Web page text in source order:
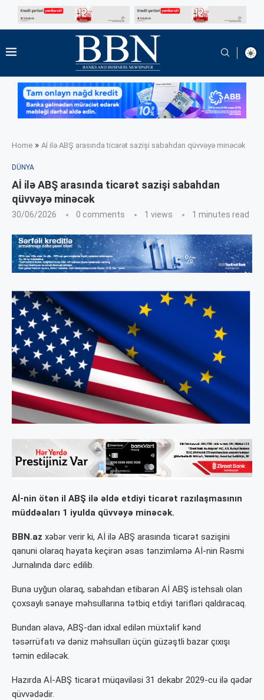
Home » Aİ ilə ABŞ arasında ticarət sazişi sabahdan qüvvəyə minəcək
DÜNYA
Aİ ilə ABŞ arasında ticarət sazişi sabahdan
qüvvəyə minəcək
30/06/2026 0 comments 1 views 1 minutes read
Aİ-nin ötən il ABŞ ilə əldə etdiyi ticarət razılaşmasının
müddəaları 1 iyulda qüvvəyə minəcək.
BBN.az xəbər verir ki, Aİ ilə ABŞ arasında ticarət sazişini
qanuni olaraq həyata keçirən əsas tənzimləmə Aİ-nin Rəsmi
Jurnalında dərc edilib.
Buna uyğun olaraq, sabahdan etibarən Aİ ABŞ istehsalı olan
çoxsaylı sənaye məhsullarına tətbiq etdiyi tarifləri qaldıracaq.
Bundan əlavə, ABŞ-dan idxal edilən müxtəlif kənd
təsərrüfatı və dəniz məhsulları üçün güzəştli bazar çıxışı
təmin ediləcək.
Hazırda Aİ-ABŞ ticarət müqaviləsi 31 dekabr 2029-cu ilə qədər
qüvvədədir.